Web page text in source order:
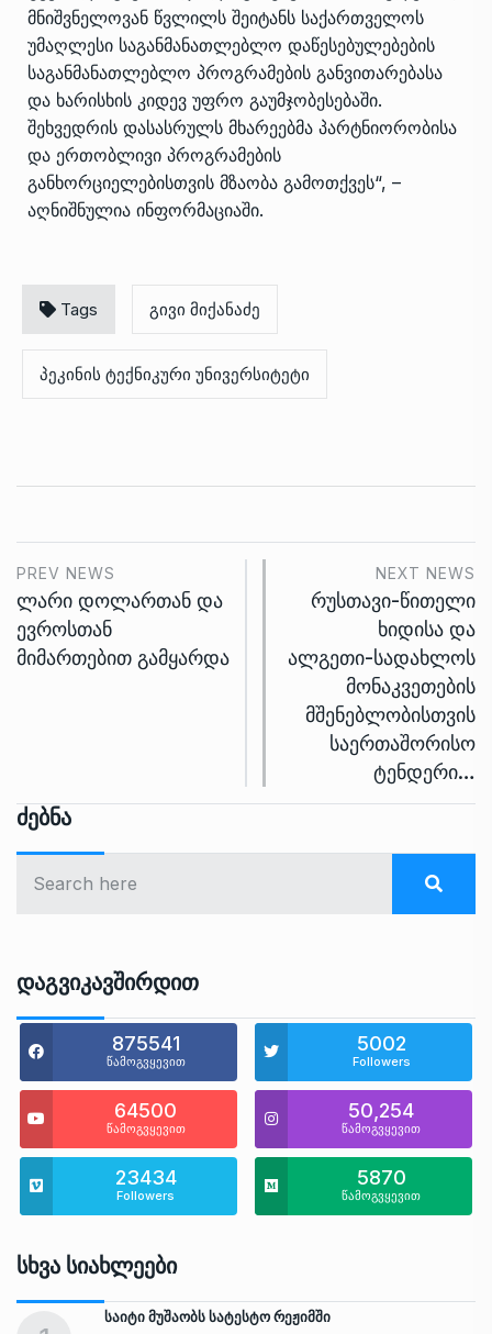
მნიშვნელოვან წვლილს შეიტანს საქართველოს
უმაღლესი საგანმანათლებლო დაწესებულებების
საგანმანათლებლო პროგრამების განვითარებასა
და ხარისხის კიდევ უფრო გაუმჯობესებაში.
შეხვედრის დასასრულს მხარეებმა პარტნიორობისა
და ერთობლივი პროგრამების
განხორციელებისთვის მზაობა გამოთქვეს“, –
აღნიშნულია ინფორმაციაში.
Tags გივი მიქანაძე
პეკინის ტექნიკური უნივერსიტეტი
PREV NEWS
ლარი დოლართან და
ევროსთან
მიმართებით გამყარდა
NEXT NEWS
რუსთავი-წითელი
ხიდისა და
ალგეთი-სადახლოს
მონაკვეთების
მშენებლობისთვის
საერთაშორისო
ტენდერი…
Ძებნა
Დაგვიკავშირდით
875541
წამოგვყევით
5002
Followers
64500
წამოგვყევით
50,254
წამოგვყევით
23434
Followers
5870
წამოგვყევით
Სხვა Სიახლეები
საიტი მუშაობს სატესტო რეჟიმში